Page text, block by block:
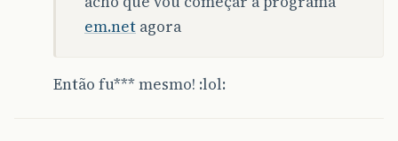
em.net agora
Então fu*** mesmo! :lol: